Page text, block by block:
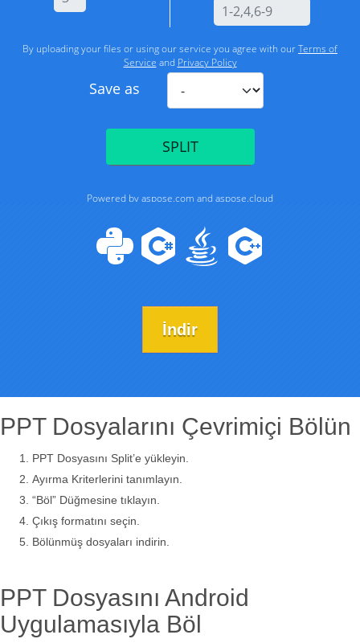
İndir
PPT Dosyalarını Çevrimiçi Bölün
PPT Dosyasını Split’e yükleyin.
Ayırma Kriterlerini tanımlayın.
“Böl” Düğmesine tıklayın.
Çıkış formatını seçin.
Bölünmüş dosyaları indirin.
PPT Dosyasını Android
Uygulamasıyla Böl